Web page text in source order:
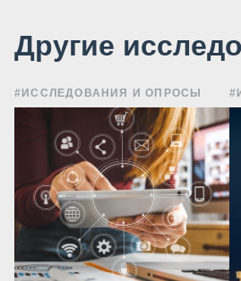
Другие
#ИССЛЕДОВАНИЯ И ОПРОСЫ